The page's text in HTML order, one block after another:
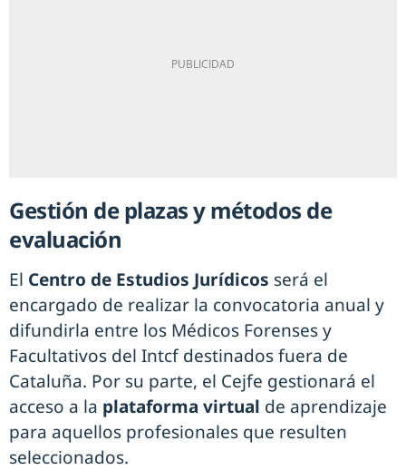
Gestión de plazas y métodos de
evaluación
El Centro de Estudios Jurídicos será el
encargado de realizar la convocatoria anual y
difundirla entre los Médicos Forenses y
Facultativos del Intcf destinados fuera de
Cataluña. Por su parte, el Cejfe gestionará el
acceso a la plataforma virtual de aprendizaje
para aquellos profesionales que resulten
seleccionados.